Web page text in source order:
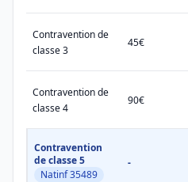
Contravention de
classe 3
45€
Contravention de
classe 4
90€
Contravention
de classe 5
Natinf 35489
-